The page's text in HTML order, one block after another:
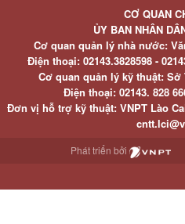
CƠ QUAN
ỦY BAN NHÂN
Cơ quan quản lý nhà nước:
Điện thoại:02143.3828598 -
Cơ quan quản lý kỹ thuật:
Điện thoại:02143. 828
Đơn vị hỗ trợ kỹ thuật: VNPT Lào
Phát triển bởi